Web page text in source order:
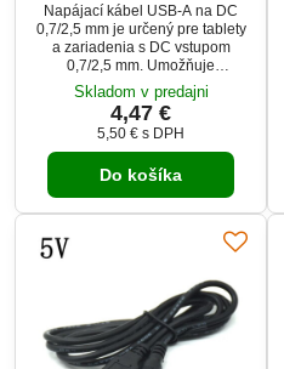
Napájací kábel USB-A na DC
0,7/2,5 mm je určený pre tablety
a zariadenia s DC vstupom
0,7/2,5 mm. Umožňuje
jednoduché napájanie z USB
portu alebo adaptéra. Dĺžka 1,5
m poskytuje dostatočnú flexibilitu
pri používaní. Praktické riešenie
pre každodenné napájanie
elektroniky.
Skladom v predajni
4,47 €
5,50 € s DPH
Do košíka